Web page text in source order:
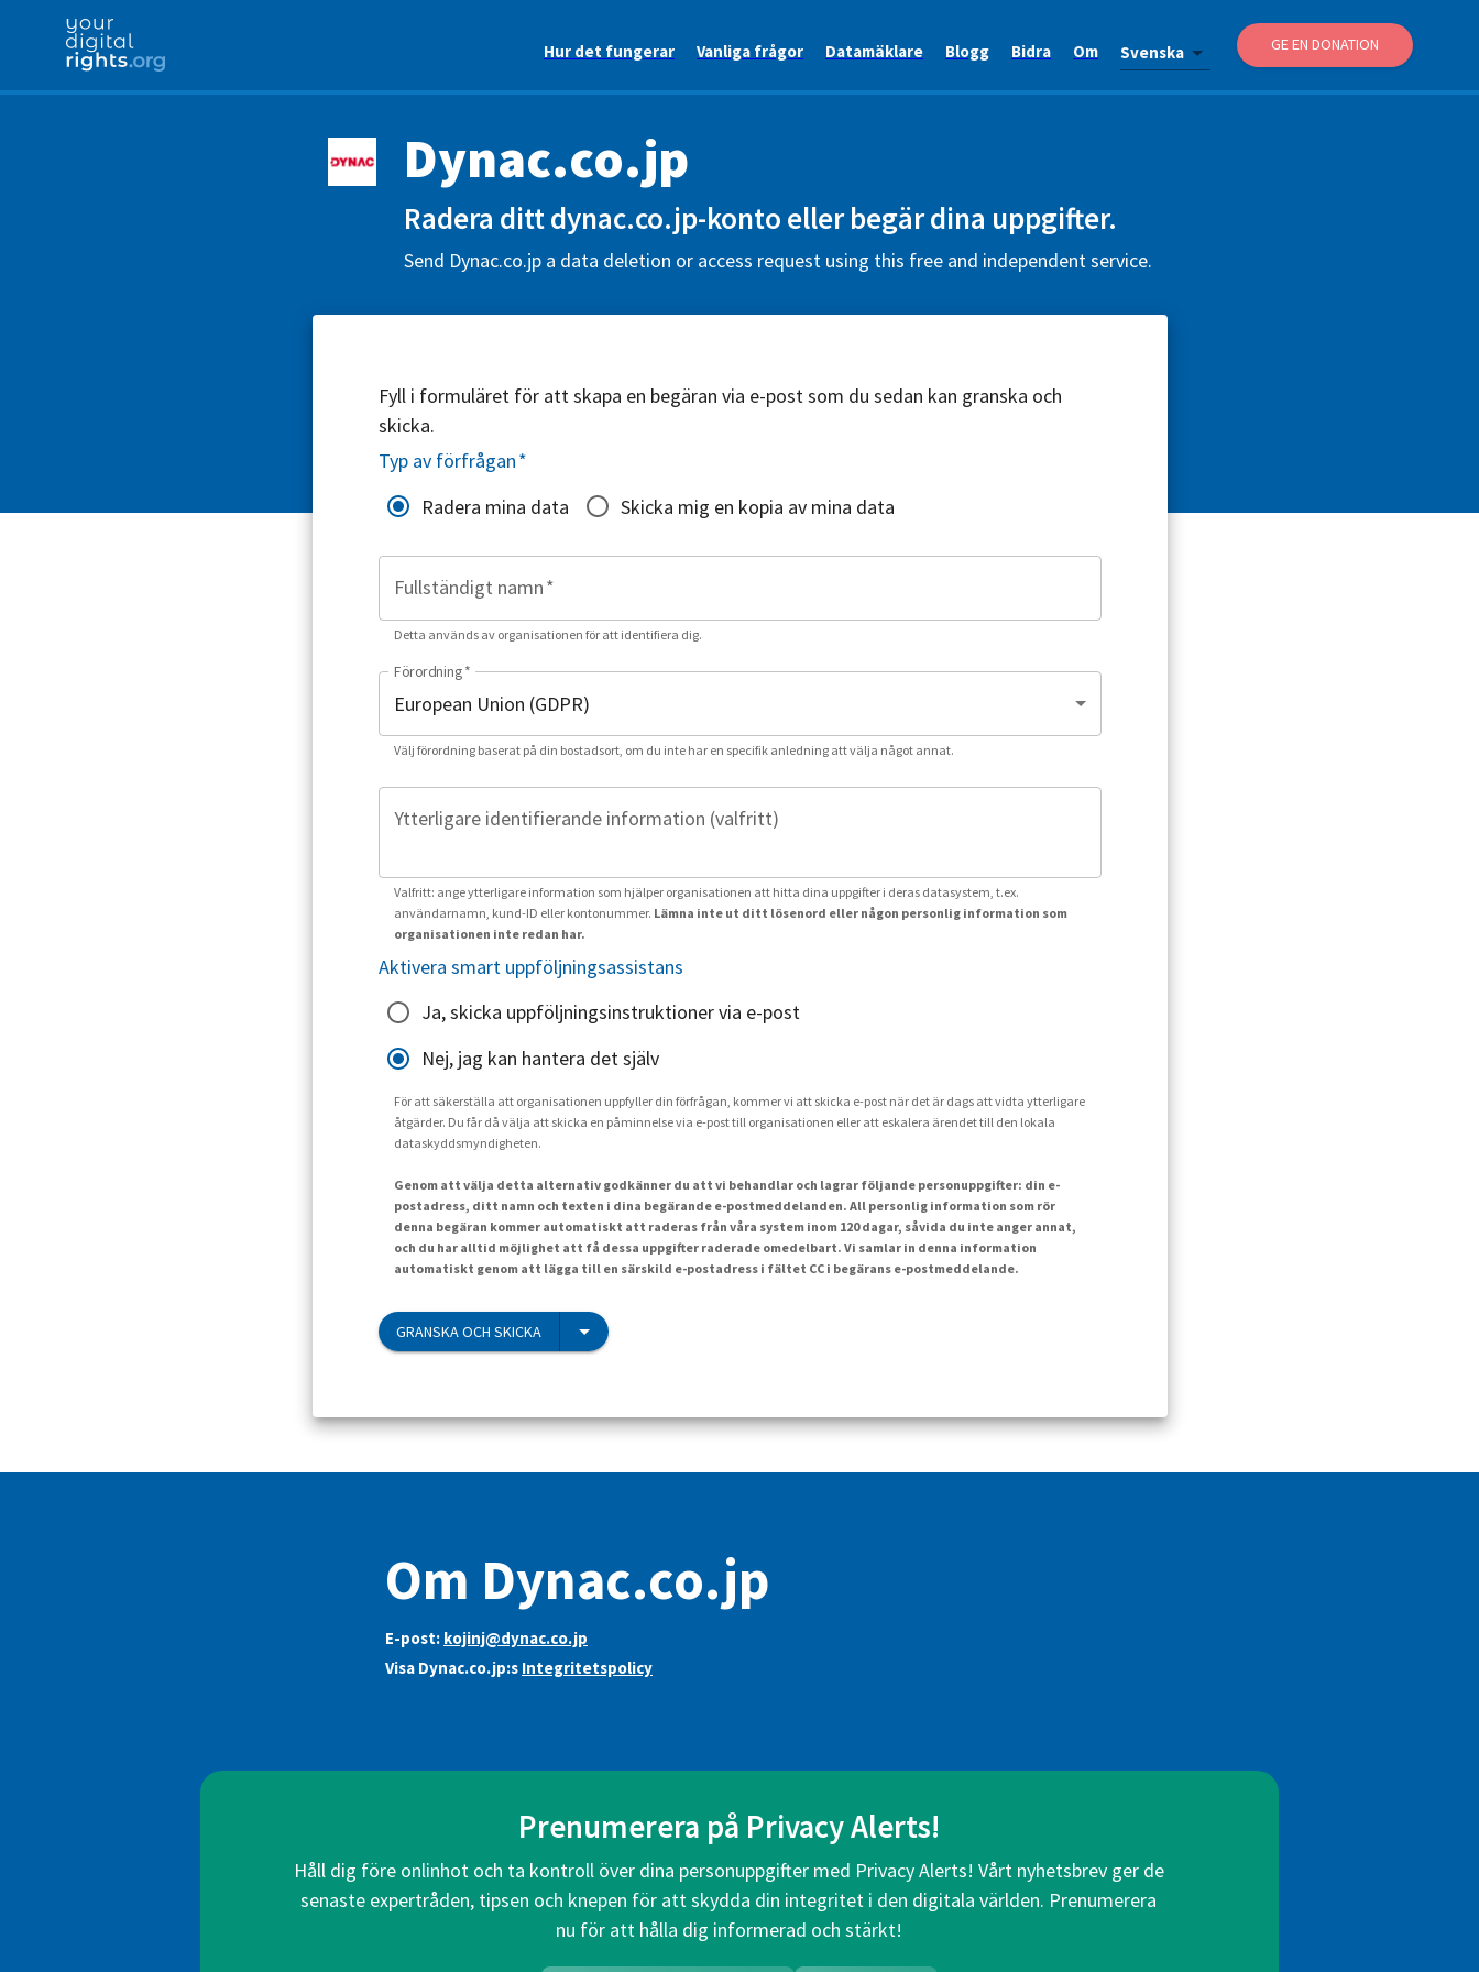
Hur det fungerar Vanliga frågor Datamäklare Blogg Bidra Om Svenska GE EN DONATION
Dynac.co.jp
Radera ditt dynac.co.jp-konto eller begär dina uppgifter.
Send Dynac.co.jp a data deletion or access request using this free and independent service.
Fyll i formuläret för att skapa en begäran via e-post som du sedan kan granska och
skicka.
Typ av förfrågan*
Radera mina data
Skicka mig en kopia av mina data
Fullständigt namn*
Detta används av organisationen för att identifiera dig.
Förordning*
Välj förordning baserat på din bostadsort, om du inte har en specifik anledning att välja något annat.
Ytterligare identifierande information (valfritt)
Valfritt: ange ytterligare information som hjälper organisationen att hitta dina uppgifter i deras datasystem, t.ex.
användarnamn, kund-ID eller kontonummer. Lämna inte ut ditt lösenord eller någon personlig information som
organisationen inte redan har.
Aktivera smart uppföljningsassistans
Ja, skicka uppföljningsinstruktioner via e-post
Nej, jag kan hantera det själv
För att säkerställa att organisationen uppfyller din förfrågan, kommer vi att skicka e-post när det är dags att vidta ytterligare
åtgärder. Du får då välja att skicka en påminnelse via e-post till organisationen eller att eskalera ärendet till den lokala
dataskyddsmyndigheten.
Genom att välja detta alternativ godkänner du att vi behandlar och lagrar följande personuppgifter: din e-
postadress, ditt namn och texten i dina begärande e-postmeddelanden. All personlig information som rör
denna begäran kommer automatiskt att raderas från våra system inom 120 dagar, såvida du inte anger annat,
och du har alltid möjlighet att få dessa uppgifter raderade omedelbart. Vi samlar in denna information
automatiskt genom att lägga till en särskild e-postadress i fältet CC i begärans e-postmeddelande.
GRANSKA OCH SKICKA
Om Dynac.co.jp
E-post: kojinj@dynac.co.jp
Visa Dynac.co.jp:s Integritetspolicy
Prenumerera på Privacy Alerts!
Håll dig före onlinhot och ta kontroll över dina personuppgifter med Privacy Alerts! Vårt nyhetsbrev ger de
senaste expertråden, tipsen och knepen för att skydda din integritet i den digitala världen. Prenumerera
nu för att hålla dig informerad och stärkt!